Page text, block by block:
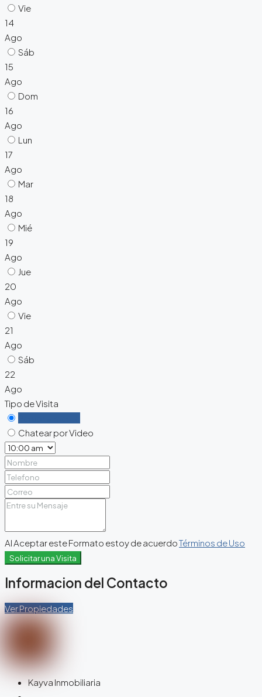
Vie
14
Ago
Sáb
15
Ago
Dom
16
Ago
Lun
17
Ago
Mar
18
Ago
Mié
19
Ago
Jue
20
Ago
Vie
21
Ago
Sáb
22
Ago
Tipo de Visita
Chatear por Video
Al Aceptar este Formato estoy de acuerdoTérminos de Uso
Solicitar una Visita
Informacion del Contacto
Ver Propiedades
Kayva Inmobiliaria